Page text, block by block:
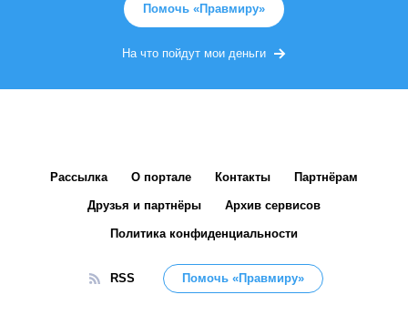
Помочь «Правмиру»
На что пойдут мои деньги
Рассылка О портале Контакты Партнёрам
Друзья и партнёры Архив сервисов
Политика конфиденциальности
RSS Помочь «Правмиру»